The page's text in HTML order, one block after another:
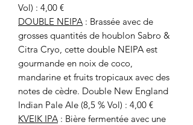
Vol) : 4,00 €
DOUBLE NEIPA : Brassée avec de
grosses quantités de houblon Sabro &
Citra Cryo, cette double NEIPA est
gourmande en noix de coco,
mandarine et fruits tropicaux avec des
notes de cèdre. Double New England
Indian Pale Ale (8,5 % Vol) : 4,00 €
KVEIK IPA : Bière fermentée avec une